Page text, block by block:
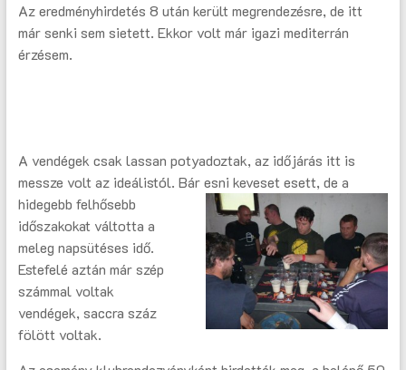
Az eredményhirdetés 8 után került megrendezésre, de itt
már senki sem sietett. Ekkor volt már igazi mediterrán
érzésem.
A vendégek csak lassan potyadoztak, az időjárás itt is
messze volt az ideálistól. Bár esni keveset esett, de a
hidegebb felhősebb
időszakokat váltotta a
meleg napsütéses idő.
Estefelé aztán már szép
számmal voltak
vendégek, saccra száz
fölött voltak.